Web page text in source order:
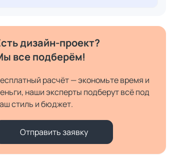
дизайн-проект?
все подберём!
расчёт — экономьте время и
наши эксперты подберут всё под
стиль и бюджет.
Отправить заявку